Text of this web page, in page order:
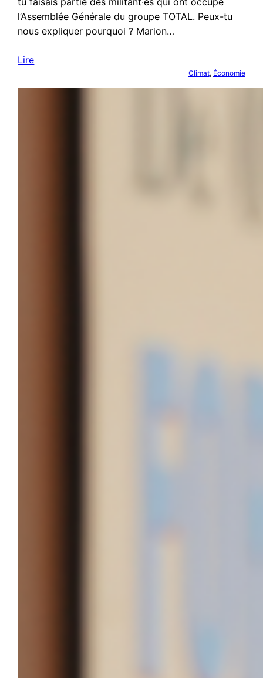
l’Assemblée Générale du groupe TOTAL. Peux-tu
nous expliquer pourquoi ? Marion…
Lire
Climat, Économie